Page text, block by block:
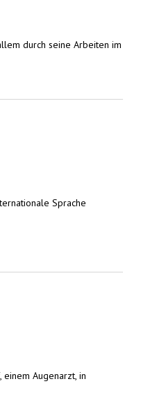
durch seine Arbeiten im
Sprache
Augenarzt, in